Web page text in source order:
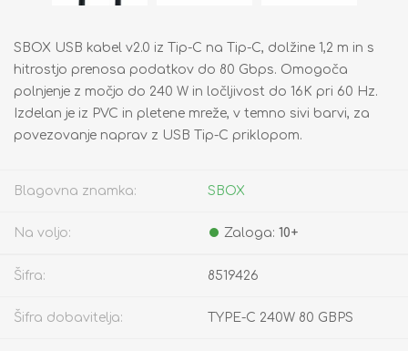
SBOX USB kabel v2.0 iz Tip-C na Tip-C, dolžine 1,2 m in s
hitrostjo prenosa podatkov do 80 Gbps. Omogoča
polnjenje z močjo do 240 W in ločljivost do 16K pri 60 Hz.
Izdelan je iz PVC in pletene mreže, v temno sivi barvi, za
povezovanje naprav z USB Tip-C priklopom.
Blagovna znamka: SBOX
Na voljo: Zaloga: 10+
Šifra: 8519426
Šifra dobavitelja: TYPE-C 240W 80 GBPS